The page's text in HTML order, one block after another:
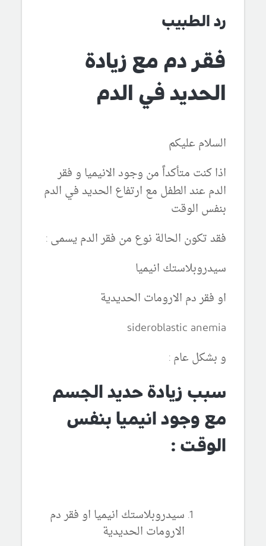
رد الطبيب
فقر دم مع زيادة
الحديد في الدم
السلام عليكم
اذا كنت متأكداً من وجود الانيميا و فقر
الدم عند الطفل مع ارتفاع الحديد في الدم
بنفس الوقت
فقد تكون الحالة نوع من فقر الدم يسمى :
سيدروبلاستك انيميا
او فقر دم الارومات الحديدية
sideroblastic anemia
و بشكل عام :
سبب زيادة حديد الجسم
مع وجود انيميا بنفس
الوقت :
سيدروبلاستك انيميا او فقر دم
الارومات الحديدية